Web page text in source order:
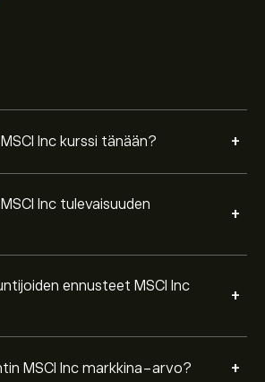
Inc kurssi tänään? +
Inc tulevaisuuden
+
ennusteet MSCI Inc
+
MSCI Inc markkina-arvo? +